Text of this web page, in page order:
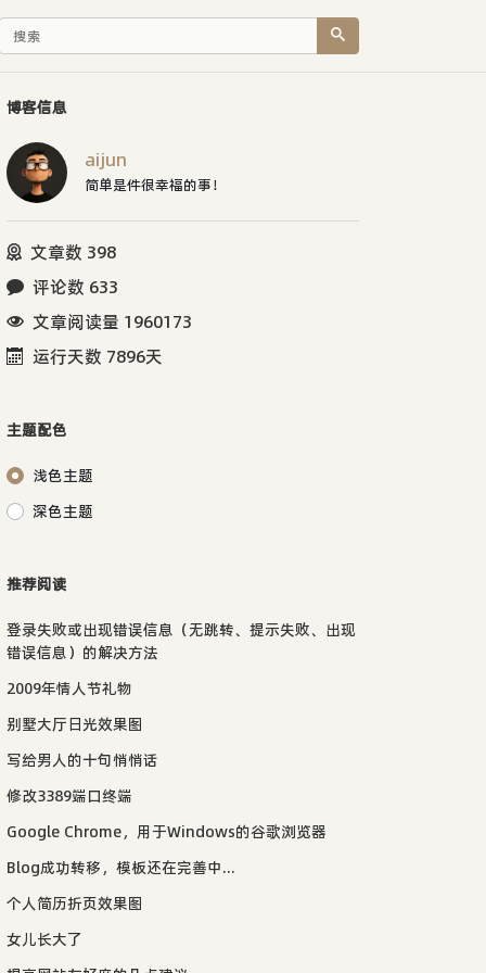
博客信息
aijun
简单是件很幸福的事！
文章数 398
评论数 633
文章阅读量 1960173
运行天数 7896天
主题配色
浅色主题
深色主题
推荐阅读
登录失败或出现错误信息（无跳转、提示失败、出现
错误信息）的解决方法
2009年情人节礼物
别墅大厅日光效果图
写给男人的十句悄悄话
修改3389端口终端
Google Chrome，用于Windows的谷歌浏览器
Blog成功转移，模板还在完善中...
个人简历折页效果图
女儿长大了